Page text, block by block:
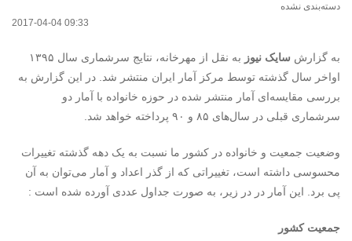
دسته‌بندی نشده
2017-04-04 09:33
به گزارش سایک نیوز
به نقل از مهرخانه، نتایج سرشماری سال ۱۳۹۵
اواخر سال گذشته توسط مرکز آمار ایران منتشر شد. در این گزارش به
بررسی مقایسه‌ای آمار منتشر شده در حوزه خانواده با آمار دو
سرشماری قبلی در سال‌های ۸۵ و ۹۰ پرداخته خواهد شد.
وضعیت جمعیت و خانواده در کشور ما نسبت به یک دهه گذشته تغییرات
محسوسی داشته است، تغییراتی که از گذر اعداد و آمار می‌توان به آن
پی برد. این آمار در در زیر، به صورت جداول عددی آورده شده است :
جمعیت کشور